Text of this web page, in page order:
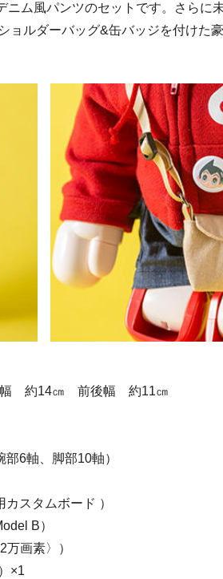
ニム風パンツのセットです。さらに
ョルダーバッグ&缶バッジを付けた
㎝ 前後幅 約11㎝
、脚部10軸）
タムボード ）
B）
素〉）